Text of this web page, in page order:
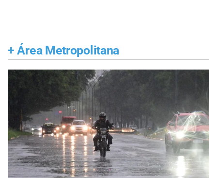
+ Área Metropolitana